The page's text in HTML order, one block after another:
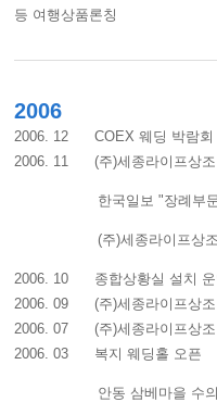
등 여행상품론칭
2006
2006. 12 COEX 웨딩 박람회
2006. 11 (주)세종라이프상조
한국일보 "장례부
(주)세종라이프상
2006. 10 종합상황실 설치 운
2006. 09 (주)세종라이프상조
2006. 07 (주)세종라이프상조
2006. 03 복지 웨딩홀 오픈
안동 삼베마을 수